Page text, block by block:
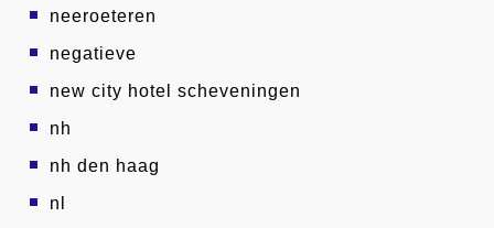
neeroeteren
negatieve
new city hotel scheveningen
nh
nh den haag
nl